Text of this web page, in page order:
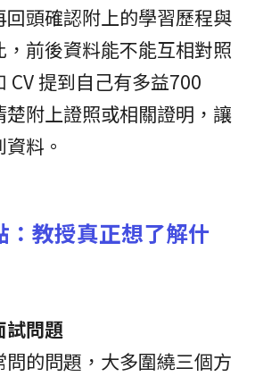
頭確認附上的學習歷程與
前後資料能不能互相對照
CV 提到自己有多益700
附上證照或相關證明，讓
料。
：教授真正想了解什
試問題
的問題，大多圍繞三個方